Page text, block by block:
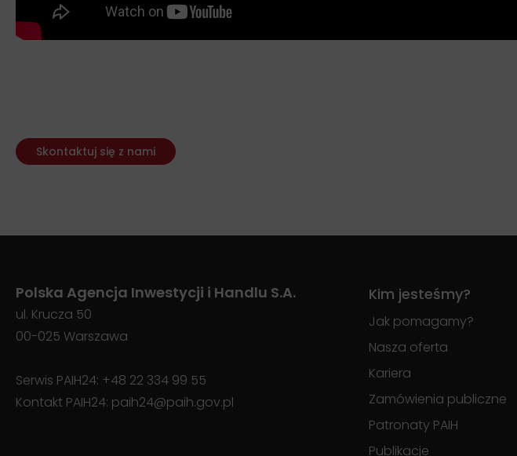
Skontaktuj się z nami
Polska Agencja Inwestycji i Handlu S.A.
ul. Krucza 50
00-025 Warszawa
Serwis PAIH24: +48 22 334 99 55
Kontakt PAIH24: paih24@paih.gov.pl
Kim jesteśmy?
Jak pomagamy?
Nasza oferta
Kariera
Zamówienia publiczne
Patronaty PAIH
Publikacje